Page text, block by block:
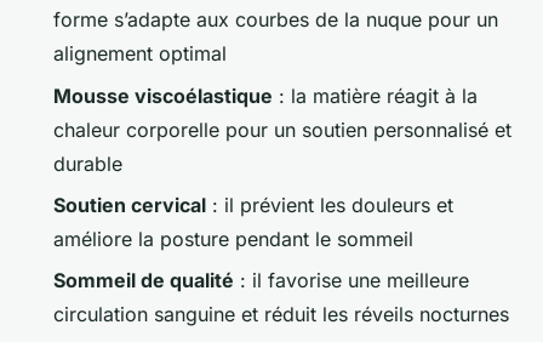
forme s’adapte aux courbes de la nuque pour un
alignement optimal
Mousse viscoélastique : la matière réagit à la
chaleur corporelle pour un soutien personnalisé et
durable
Soutien cervical : il prévient les douleurs et
améliore la posture pendant le sommeil
Sommeil de qualité : il favorise une meilleure
circulation sanguine et réduit les réveils nocturnes